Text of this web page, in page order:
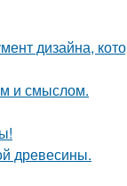
дизайна,
и смыслом.
древесины.